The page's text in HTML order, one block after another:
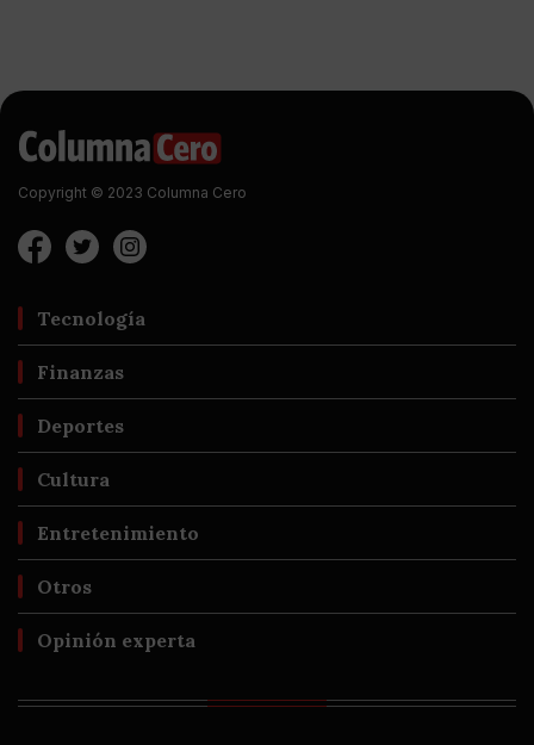
Copyright © 2023 Columna Cero
Tecnología
Finanzas
Deportes
Cultura
Entretenimiento
Otros
Opinión experta